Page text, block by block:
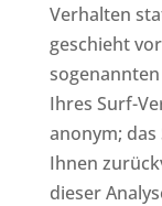
Verhalten
geschieht
Ihres Surf-
anonym;
Ihnen
dieser